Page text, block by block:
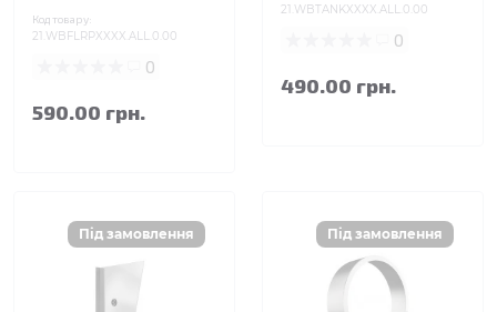
Код товару:
21.WBFLRPXXXX.ALL.0.00
0
590.00 грн.
21.WBTANKXXXX.ALL.0.00
0
490.00 грн.